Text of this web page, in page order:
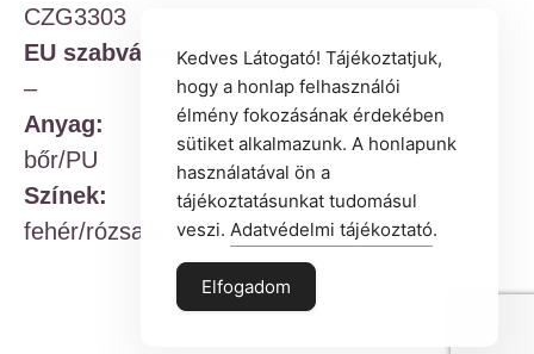
CZG3303
EU szabvány:
–
Anyag:
bőr/PU
Színek:
fehér/rózsaszín
Kedves Látogató! Tájékoztatjuk,
hogy a honlap felhasználói
élmény fokozásának érdekében
sütiket alkalmazunk. A honlapunk
használatával ön a
tájékoztatásunkat tudomásul
veszi. Adatvédelmi tájékoztató.
Elfogadom